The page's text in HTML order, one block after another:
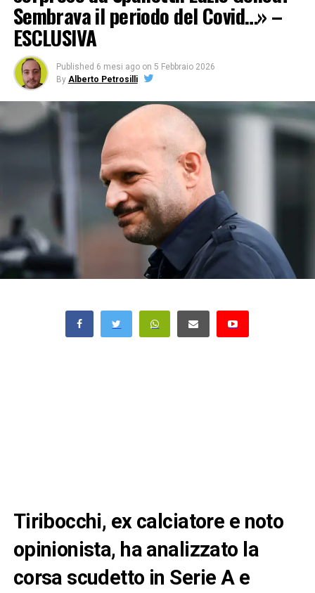
Sembrava il periodo del Covid…» –
ESCLUSIVA
Published 6 mesi ago on 5 Febbraio 2026
By Alberto Petrosilli
Tiribocchi, ex calciatore e noto
opinionista, ha analizzato la
corsa scudetto in Serie A e